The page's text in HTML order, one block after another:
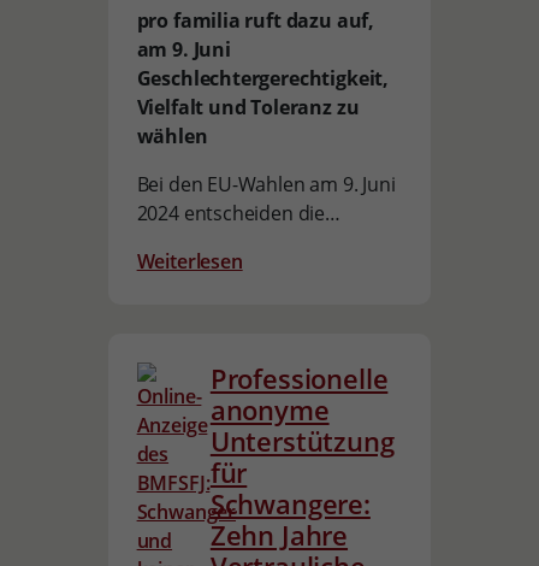
pro familia ruft dazu auf,
am 9. Juni
Geschlechtergerechtigkeit,
Vielfalt und Toleranz zu
wählen
Bei den EU-Wahlen am 9. Juni
2024 entscheiden die…
Weiterlesen
Professionelle
anonyme
Unterstützung
für
Schwangere:
Zehn Jahre